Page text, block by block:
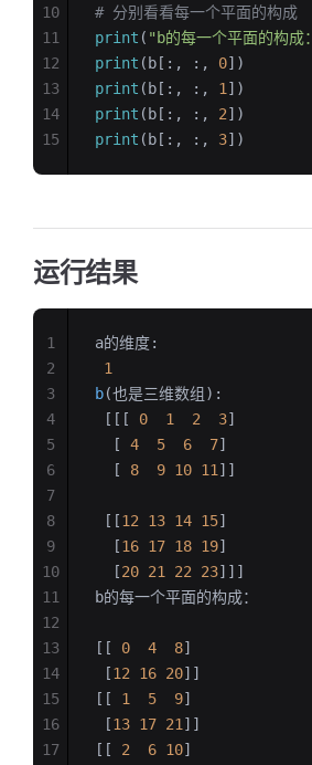
# 分别看看每一个平面的构成
print ( "b的每一个平面的构成：
print (b[:, :, 0])
print (b[:, :, 1 ])
print (b[:, :, 2])
print (b[:, :, 3])
10
11
12
13
14
15
运行结果
a的维度:
1
b(也是三维数组):
[[[ 0
  1
  2
  3
]
  [
4
  5
  6
  7
]
  [
8
  9
10 11 ]]
[[12 13 14 15]
  [
16 17 18 19]
  [
20 21 22 23]]]
b的每一个平面的构成：
[[ 0
  4
  8
]
[12 16 20]]
[[ 1
  5
  9
]
[13 17 21 ]]
[[ 2
  6
10]
1
2
3
4
5
6
7
8
9
10
11
12
13
14
15
16
17